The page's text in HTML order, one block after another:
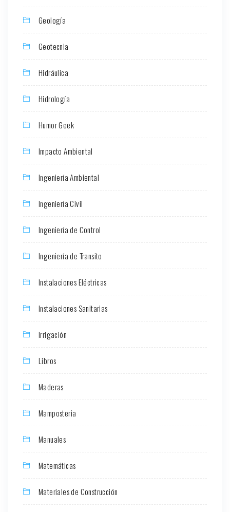
Geología
Geotecnia
Hidráulica
Hidrología
Humor Geek
Impacto Ambiental
Ingeniería Ambiental
Ingeniería Civil
Ingeniería de Control
Ingeniería de Transito
Instalaciones Eléctricas
Instalaciones Sanitarias
Irrigación
Libros
Maderas
Mamposteria
Manuales
Matemáticas
Materiales de Construcción